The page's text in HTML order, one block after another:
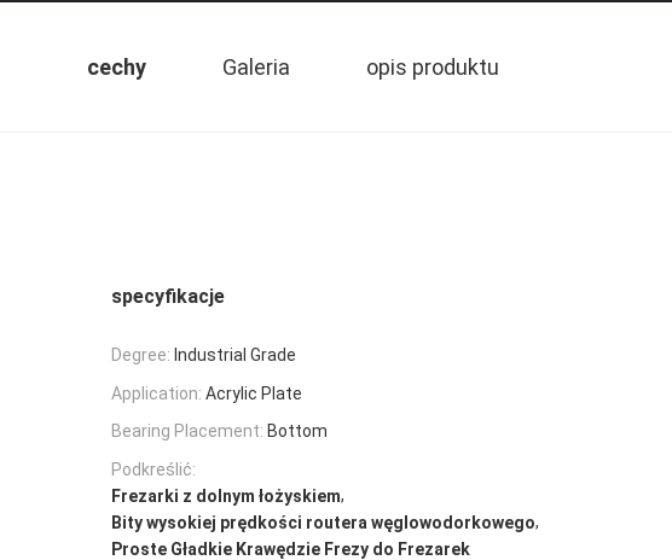
cechy Galeria opis produktu
specyfikacje
Degree: Industrial Grade
Application: Acrylic Plate
Bearing Placement: Bottom
Podkreślić:
Frezarki z dolnym łożyskiem,
Bity wysokiej prędkości routera węglowodorkowego,
Proste Gładkie Krawędzie Frezy do Frezarek